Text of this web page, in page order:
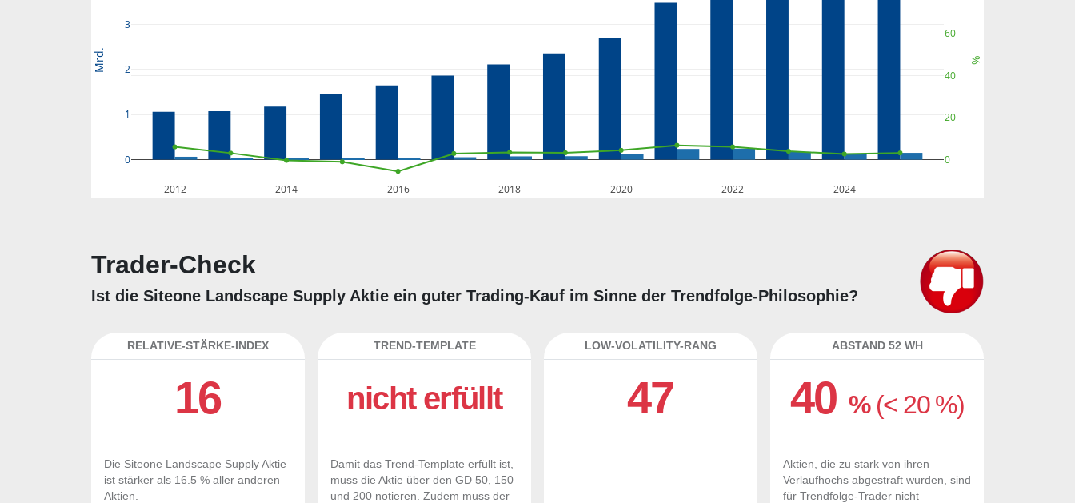
2012 2014 2016 2018 2020 2022 2024
0
1
2
3
0
20
40
60
Mrd. %
Trader-Check
Ist die Siteone Landscape Supply Aktie ein guter Trading-Kauf im Sinne der Trendfolge-Philosophie?
RELATIVE-STÄRKE-INDEX
16
Die Siteone Landscape Supply Aktie
ist stärker als 16.5 % aller anderen
Aktien.
TREND-TEMPLATE
nicht erfüllt
Damit das Trend-Template erfüllt ist,
muss die Aktie über den GD 50, 150
und 200 notieren. Zudem muss der
LOW-VOLATILITY-RANG
47
ABSTAND 52 WH
40% (< 20 %)
Aktien, die zu stark von ihren
Verlaufhochs abgestraft wurden, sind
für Trendfolge-Trader nicht